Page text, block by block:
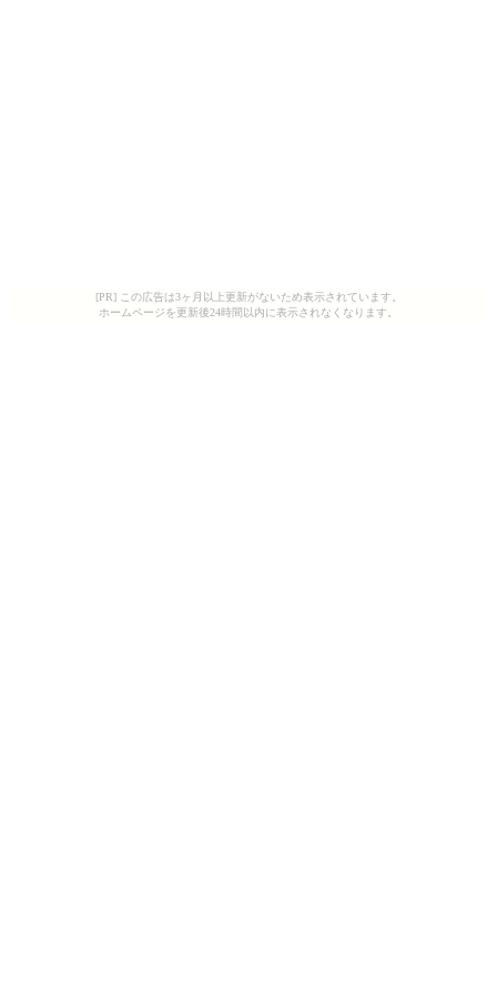
[PR] この広告は3ヶ月以上更新がないため表示されています。
ホームページを更新後24時間以内に表示されなくなります。